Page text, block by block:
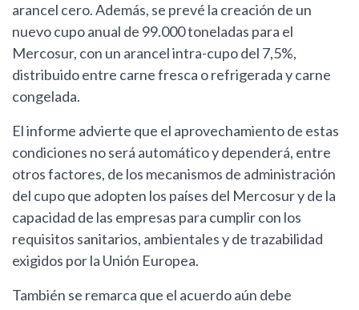
arancel cero. Además, se prevé la creación de un
nuevo cupo anual de 99.000 toneladas para el
Mercosur, con un arancel intra-cupo del 7,5%,
distribuido entre carne fresca o refrigerada y carne
congelada.
El informe advierte que el aprovechamiento de estas
condiciones no será automático y dependerá, entre
otros factores, de los mecanismos de administración
del cupo que adopten los países del Mercosur y de la
capacidad de las empresas para cumplir con los
requisitos sanitarios, ambientales y de trazabilidad
exigidos por la Unión Europea.
También se remarca que el acuerdo aún debe